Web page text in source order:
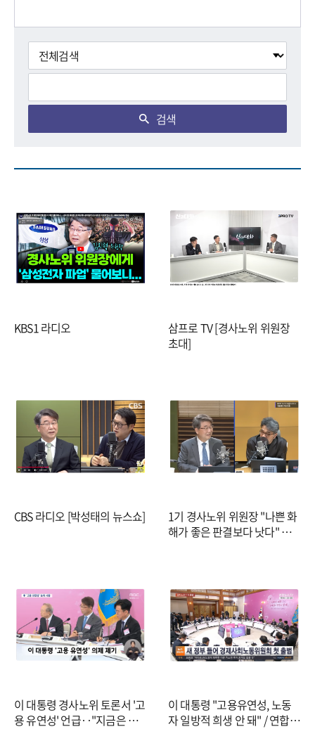
검색
KBS1 라디오
삼프로 TV [경사노위 위원장
초대]
CBS 라디오 [박성태의 뉴스쇼]
1기 경사노위 위원장 "나쁜 화
해가 좋은 판결보다 낫다" 새
이 대통령 경사노위 토론서 '고
용 유연성' 언급‥"지금은 경
이 대통령 "고용유연성, 노동
자 일방적 희생 안 돼" / 연합뉴